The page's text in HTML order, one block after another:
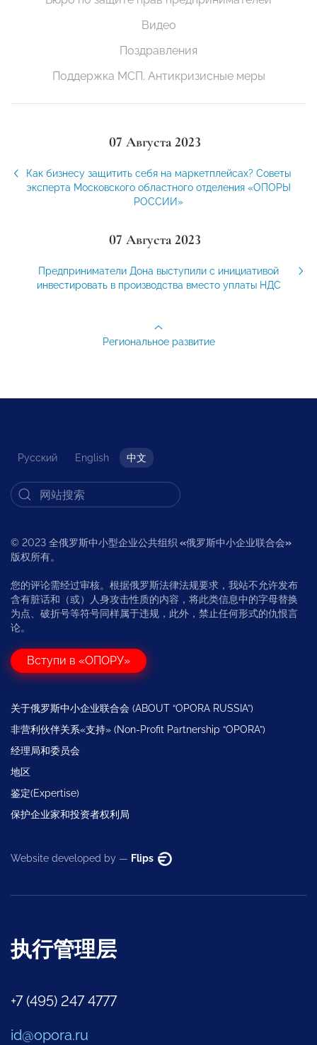
Видео
Поздравления
Поддержка МСП. Антикризисные меры
07 Августа 2023
Как бизнесу защитить себя на маркетплейсах? Советы
эксперта Московского областного отделения «ОПОРЫ
РОССИИ»
07 Августа 2023
Предприниматели Дона выступили с инициативой
инвестировать в производства вместо уплаты НДС
Региональное развитие
Русский English 中文
© 2023 全俄罗斯中小型企业公共组织 «俄罗斯中小企业联合会»
版权所有。
您的评论需经过审核。根据俄罗斯法律法规要求，我站不允许发布
含有脏话和（或）人身攻击性质的内容，将此类信息中的字母替换
为点、破折号等符号同样属于违规，此外，禁止任何形式的仇恨言
论。
Вступи в «ОПОРУ»
关于俄罗斯中小企业联合会 (ABOUT “OPORA RUSSIA”)
非营利伙伴关系«支持» (Non-Profit Partnership “OPORA”)
经理局和委员会
地区
鉴定(Expertise)
保护企业家和投资者权利局
Website developed by — Flips
执行管理层
+7 (495) 247 4777
id@opora.ru